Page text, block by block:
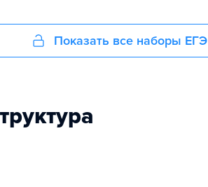
Показать все наборы ЕГЭ